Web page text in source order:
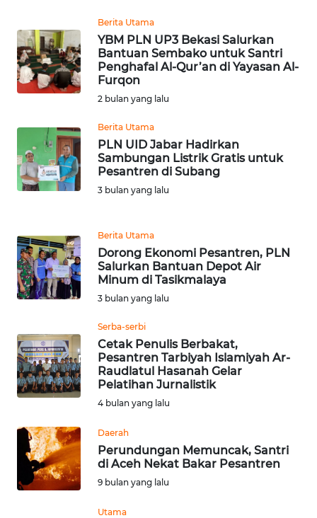
Berita Utama
YBM PLN UP3 Bekasi Salurkan
Bantuan Sembako untuk Santri
Penghafal Al-Qur’an di Yayasan Al-
Furqon
2 bulan yang lalu
Berita Utama
PLN UID Jabar Hadirkan
Sambungan Listrik Gratis untuk
Pesantren di Subang
3 bulan yang lalu
Berita Utama
Dorong Ekonomi Pesantren, PLN
Salurkan Bantuan Depot Air
Minum di Tasikmalaya
3 bulan yang lalu
Serba-serbi
Cetak Penulis Berbakat,
Pesantren Tarbiyah Islamiyah Ar-
Raudlatul Hasanah Gelar
Pelatihan Jurnalistik
4 bulan yang lalu
Daerah
Perundungan Memuncak, Santri
di Aceh Nekat Bakar Pesantren
9 bulan yang lalu
Utama
JAKARTA
WN
JABAR
WN
BANTEN
WN
WN
KEPRI
WN
PAPUA
WN
PAPUA
BARAT
WN
SERAMBI